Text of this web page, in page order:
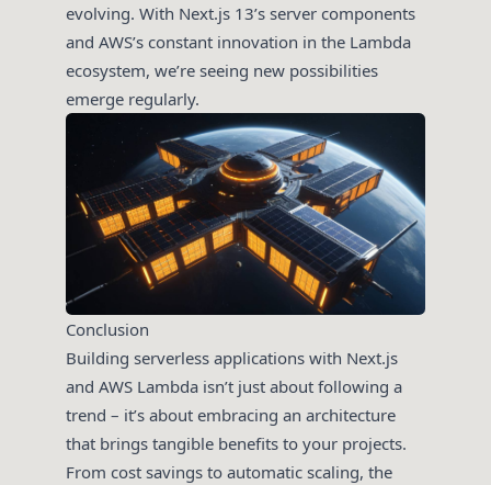
evolving. With Next.js 13’s server components
and AWS’s constant innovation in the Lambda
ecosystem, we’re seeing new possibilities
emerge regularly.
Conclusion
Building serverless applications with Next.js
and AWS Lambda isn’t just about following a
trend – it’s about embracing an architecture
that brings tangible benefits to your projects.
From cost savings to automatic scaling, the